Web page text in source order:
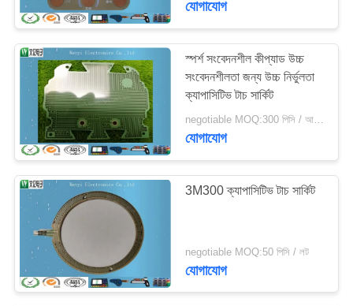
টেকসই মেটাল ডোমમ્સ
10
পলিডোম সুইচ
13
যোগাযোগ
স্পর্শ সংবেদনশীল কীপ্যাড উচ্চ
সংবেদনশীলতা জন্য উচ্চ নির্ভুলতা
ক্যাপাসিটিভ টাচ সার্কিট
negotiable MOQ:300 পিসি / আদেশ
যোগাযোগ
3M300 ক্যাপাসিটিভ টাচ সার্কিট
negotiable MOQ:50 পিসি / লট
যোগাযোগ